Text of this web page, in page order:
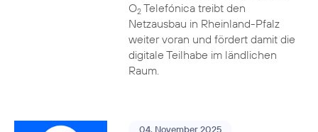
O2Telefónica treibt den
Netzausbau in Rheinland-Pfalz
weiter voran und fördert damit die
digitale Teilhabe im ländlichen
Raum.
04. November 2025